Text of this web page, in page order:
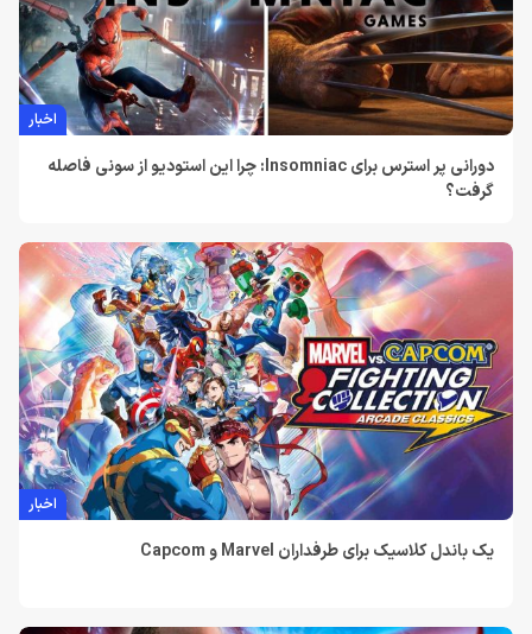
اخبار
دورانی پر استرس برای Insomniac: چرا این استودیو از سونی فاصله
گرفت؟
اخبار
یک باندل کلاسیک برای طرفداران Marvel و Capcom